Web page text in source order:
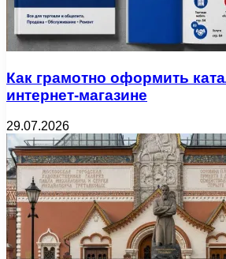
Как грамотно оформить
интернет-магазине
29.07.2026